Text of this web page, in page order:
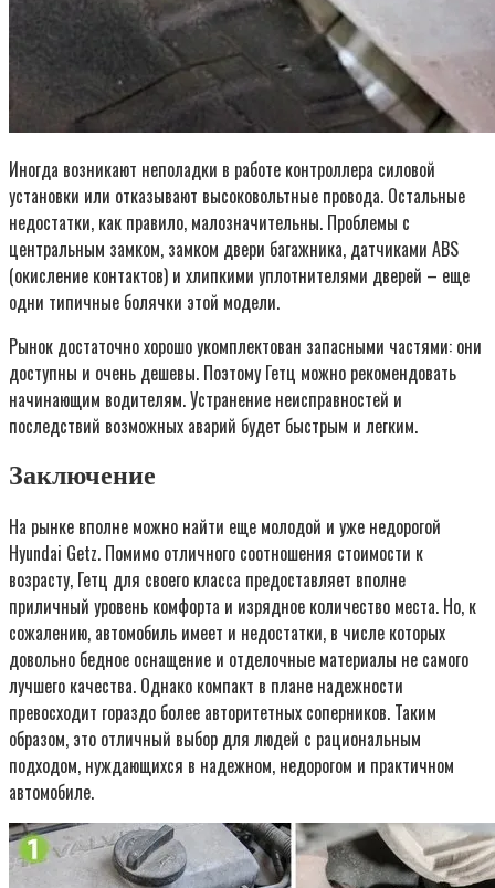
Иногда возникают неполадки в работе контроллера силовой
установки или отказывают высоковольтные провода. Остальные
недостатки, как правило, малозначительны. Проблемы с
центральным замком, замком двери багажника, датчиками ABS
(окисление контактов) и хлипкими уплотнителями дверей – еще
одни типичные болячки этой модели.
Рынок достаточно хорошо укомплектован запасными частями: они
доступны и очень дешевы. Поэтому Гетц можно рекомендовать
начинающим водителям. Устранение неисправностей и
последствий возможных аварий будет быстрым и легким.
Заключение
На рынке вполне можно найти еще молодой и уже недорогой
Hyundai Getz. Помимо отличного соотношения стоимости к
возрасту, Гетц для своего класса предоставляет вполне
приличный уровень комфорта и изрядное количество места. Но, к
сожалению, автомобиль имеет и недостатки, в числе которых
довольно бедное оснащение и отделочные материалы не самого
лучшего качества. Однако компакт в плане надежности
превосходит гораздо более авторитетных соперников. Таким
образом, это отличный выбор для людей с рациональным
подходом, нуждающихся в надежном, недорогом и практичном
автомобиле.